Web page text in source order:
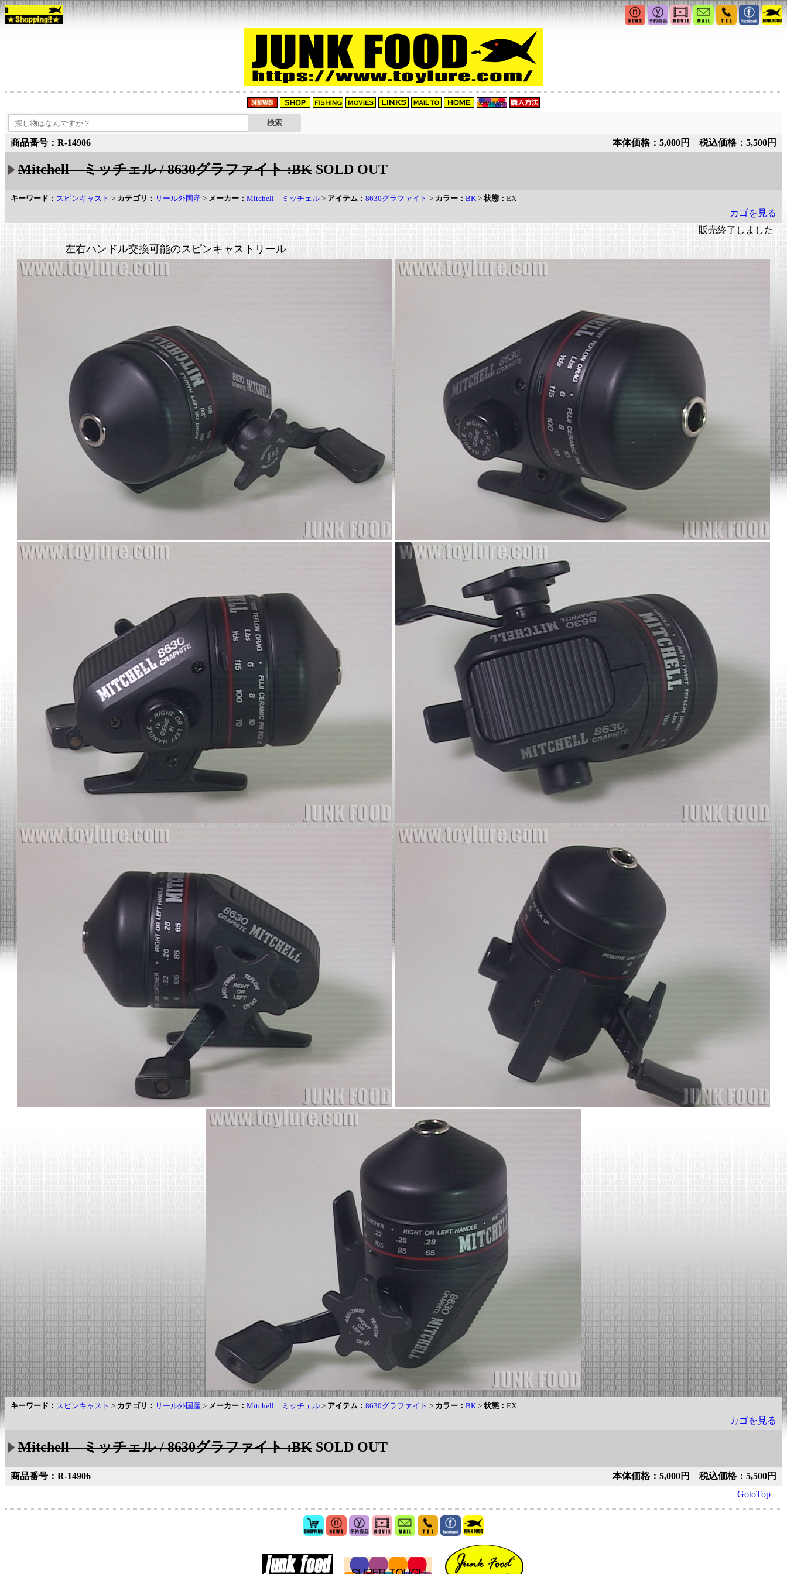
商品番号：R-14906 本体価格：5,000円 税込価格：5,500円
Mitchell ミッチェル / 8630グラファイト :BK SOLD OUT
キーワード： スピンキャスト > カテゴリ： リール外国産 > メーカー： Mitchell ミッチェル > アイテム： 8630グラファイト > カラー： BK >状態： EX
カゴを見る
販売終了しました
左右ハンドル交換可能のスピンキャストリール
キーワード： スピンキャスト > カテゴリ： リール外国産 > メーカー： Mitchell ミッチェル > アイテム： 8630グラファイト > カラー： BK >状態： EX
カゴを見る
Mitchell ミッチェル / 8630グラファイト :BK SOLD OUT
商品番号：R-14906
本体価格：5,000円 税込価格：5,500円
GotoTop